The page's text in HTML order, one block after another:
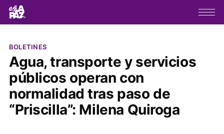
BOLETINES
Agua, transporte y servicios
públicos operan con
normalidad tras paso de
“Priscilla”: Milena Quiroga